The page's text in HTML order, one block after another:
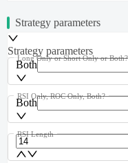
Strategy parameters
Strategy parameters
Both
Long Only or Short Only or Both?
Both
RSI Only, ROC Only, Both?
RSI Length